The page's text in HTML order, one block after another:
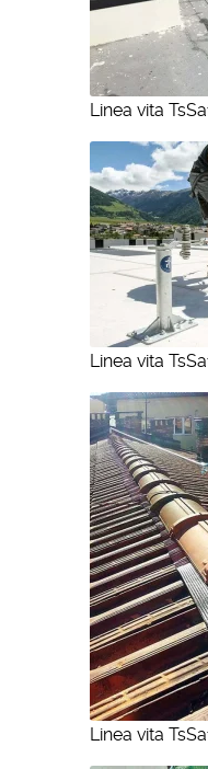
Linea vita
Linea vita
Linea vita